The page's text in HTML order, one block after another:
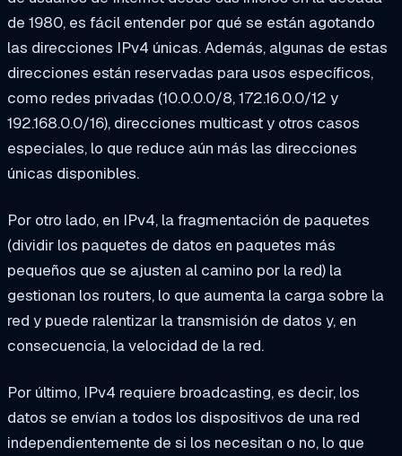
de 1980, es fácil entender por qué se están agotando
las direcciones IPv4 únicas. Además, algunas de estas
direcciones están reservadas para usos específicos,
como redes privadas (10.0.0.0/8, 172.16.0.0/12 y
192.168.0.0/16), direcciones multicast y otros casos
especiales, lo que reduce aún más las direcciones
únicas disponibles.
Por otro lado, en IPv4, la fragmentación de paquetes
(dividir los paquetes de datos en paquetes más
pequeños que se ajusten al camino por la red) la
gestionan los routers, lo que aumenta la carga sobre la
red y puede ralentizar la transmisión de datos y, en
consecuencia, la velocidad de la red.
Por último, IPv4 requiere broadcasting, es decir, los
datos se envían a todos los dispositivos de una red
independientemente de si los necesitan o no, lo que